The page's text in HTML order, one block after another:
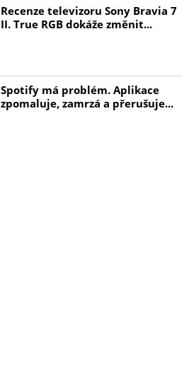
Recenze televizoru Sony Bravia 7
II. True RGB dokáže změnit...
Spotify má problém. Aplikace
zpomaluje, zamrzá a přerušuje...